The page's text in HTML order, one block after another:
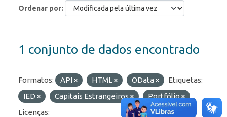
Ordenar por
1 conjunto de dados encontrado
Formatos: API HTML OData
Etiquetas:
IED
Capitais Estrangeiros
Portfólio
Licenças: